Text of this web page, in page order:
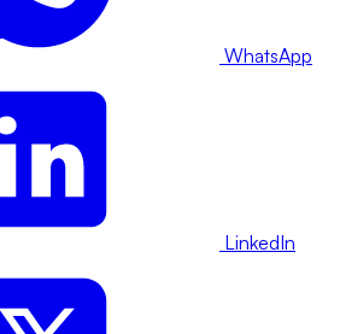
WhatsApp
LinkedIn